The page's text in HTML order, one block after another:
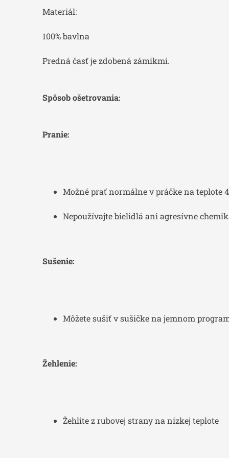
Materiál:
100% bavlna
Predná časť je zdobená zámikmi.
Spôsob ošetrovania:
Pranie:
Možné prať normálne v práčke na teplote
Nepoužívajte bielidlá ani agresívne
Sušenie:
Môžete sušiť v sušičke na jemnom
Žehlenie:
Žehlite z rubovej strany na nízkej teplote